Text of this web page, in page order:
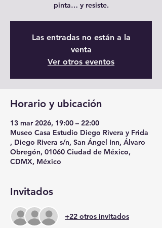
pinta… y resiste.
Las entradas no están a la
venta
Ver otros eventos
Horario y ubicación
13 mar 2026, 19:00 – 22:00
Museo Casa Estudio Diego Rivera y Frida
, Diego Rivera s/n, San Ángel Inn, Álvaro
Obregón, 01060 Ciudad de México,
CDMX, México
Invitados
+22 otros invitados